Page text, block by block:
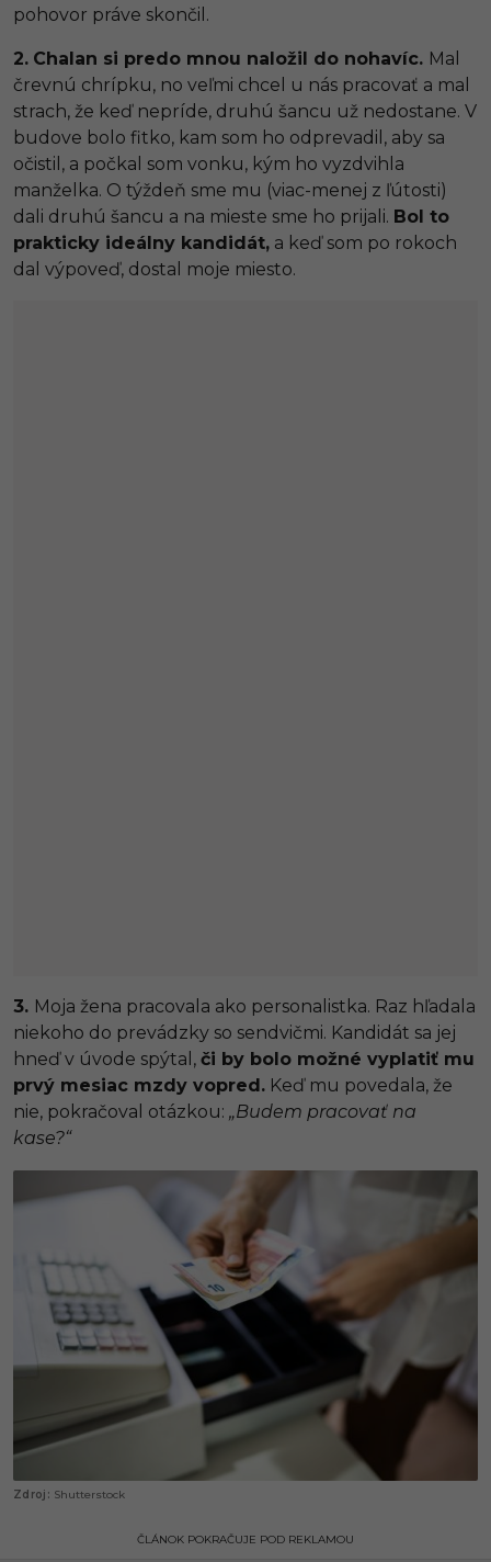
pohovor práve skončil.
2. Chalan si predo mnou naložil do nohavíc. Mal
črevnú chrípku, no veľmi chcel u nás pracovať a mal
strach, že keď nepríde, druhú šancu už nedostane. V
budove bolo fitko, kam som ho odprevadil, aby sa
očistil, a počkal som vonku, kým ho vyzdvihla
manželka. O týždeň sme mu (viac-menej z ľútosti)
dali druhú šancu a na mieste sme ho prijali. Bol to
prakticky ideálny kandidát, a keď som po rokoch
dal výpoveď, dostal moje miesto.
3. Moja žena pracovala ako personalistka. Raz hľadala
niekoho do prevádzky so sendvičmi. Kandidát sa jej
hneď v úvode spýtal, či by bolo možné vyplatiť mu
prvý mesiac mzdy vopred. Keď mu povedala, že
nie, pokračoval otázkou: „Budem pracovať na
kase?“
Shutterstock
ČLÁNOK POKRAČUJE POD REKLAMOU